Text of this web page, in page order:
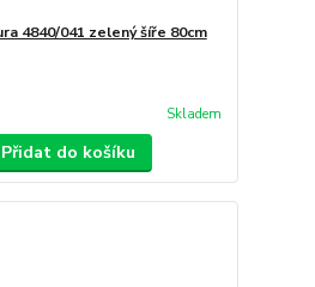
4840/041 zelený šíře 80cm
Skladem
Přidat do košíku